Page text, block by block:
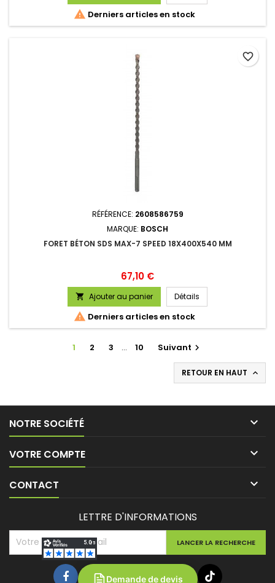
 Derniers articles en stock
RÉFÉRENCE: 2608586759
MARQUE: BOSCH
FORET BÉTON SDS MAX-7 SPEED 18X400X540 MM
Prix
67,10 €
 Ajouter au panier Détails
 Derniers articles en stock
favorite_border
1 2 3 … 10 Suivant 
RETOUR EN HAUT 
NOTRE SOCIÉTÉ 
VOTRE COMPTE 
CONTACT 
LETTRE D'INFORMATIONS
Demande de devis